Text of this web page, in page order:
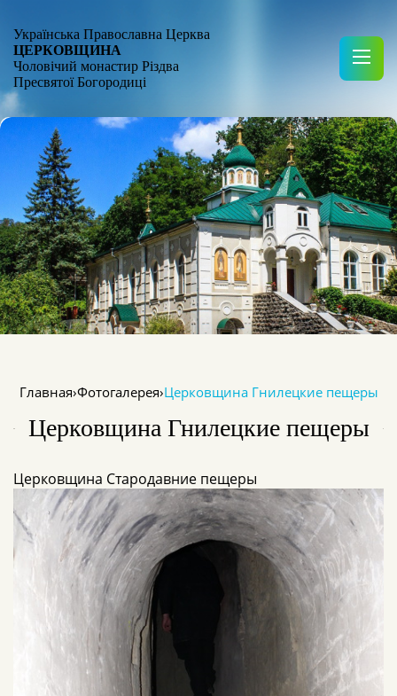
Українська Православна Церква
ЦЕРКОВЩИНА
Чоловічий монастир Різдва
Пресвятої Богородиці
Главная›Фотогалерея›Церковщина Гнилецкие пещеры
Церковщина Гнилецкие пещеры
Церковщина Стародавние пещеры